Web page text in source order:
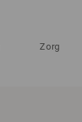
Zorg